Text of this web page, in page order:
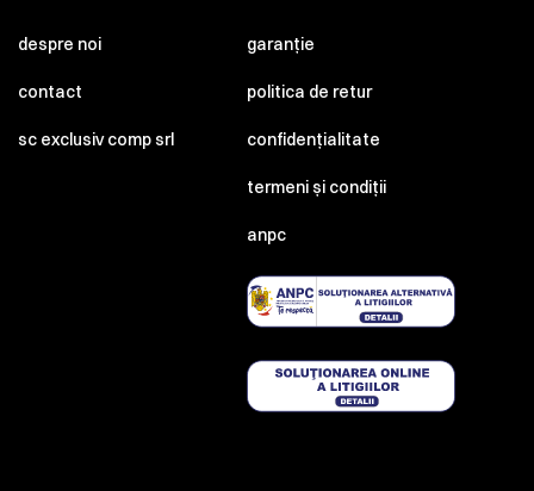
despre noi
contact
sc exclusiv comp srl
garanție
politica de retur
confidențialitate
termeni și condiții
anpc